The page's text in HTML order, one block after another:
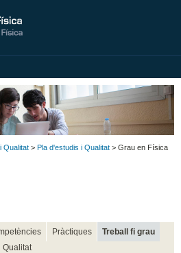
Qualitat > Pla d'estudis i Qualitat > Grau en Física
Pràctiques
Treball fi grau
Qualitat